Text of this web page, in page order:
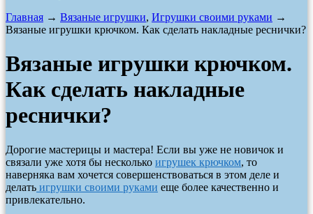
Главная → Вязаные игрушки, Игрушки своими руками →
Вязаные игрушки крючком. Как сделать накладные реснички?
Вязаные игрушки крючком.
Как сделать накладные
реснички?
Дорогие мастерицы и мастера! Если вы уже не новичок и
связали уже хотя бы несколько игрушек крючком, то
наверняка вам хочется совершенствоваться в этом деле и
делать игрушки своими руками еще более качественно и
привлекательно.